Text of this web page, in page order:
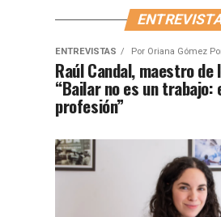
ENTREVISTAS Por Oriana Gómez
Raúl Candal, maestro de
“Bailar no es un trabajo:
profesión”